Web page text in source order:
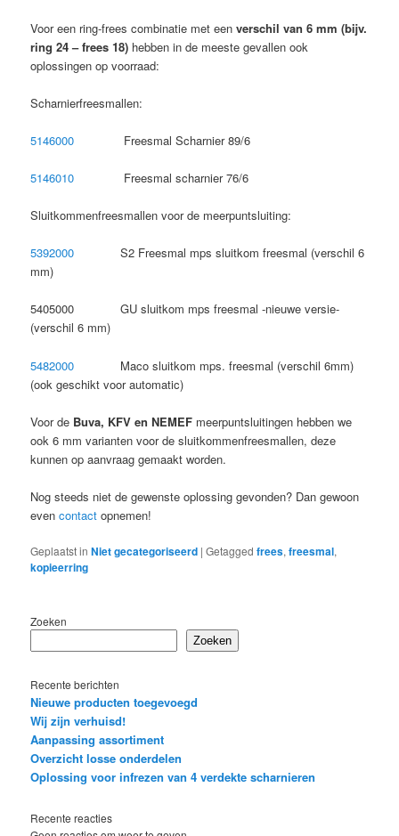
Voor een ring-frees combinatie met eenverschil van 6 mm (bijv.
ring 24 – frees 18) hebben in de meeste gevallen ook
oplossingen op voorraad:
Scharnierfreesmallen:
5146000 Freesmal Scharnier 89/6
5146010 Freesmal scharnier 76/6
Sluitkommenfreesmallen voor de meerpuntsluiting:
5392000S2 Freesmal mps sluitkom freesmal (verschil 6
mm)
5405000 GU sluitkom mps freesmal -nieuwe versie-
(verschil 6 mm)
5482000 Maco sluitkom mps. freesmal (verschil 6mm)
(ook geschikt voor automatic)
Voor de Buva, KFV en NEMEF meerpuntsluitingen hebben we
ook 6 mm varianten voor de sluitkommenfreesmallen, deze
kunnen op aanvraag gemaakt worden.
Nog steeds niet de gewenste oplossing gevonden? Dan gewoon
evencontactopnemen!
Geplaatst in Niet gecategoriseerd |Getagged frees,freesmal,
kopieerring
Zoeken
Zoeken
Recente berichten
Nieuwe producten toegevoegd
Wij zijn verhuisd!
Aanpassing assortiment
Overzicht losse onderdelen
Oplossing voor infrezen van 4 verdekte scharnieren
Recente reacties